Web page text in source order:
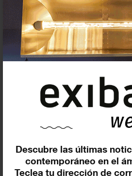
Descubre las últimas
contemporáneo en el
Teclea tu dirección de
23 ENERO 2026 PERFORMANCES